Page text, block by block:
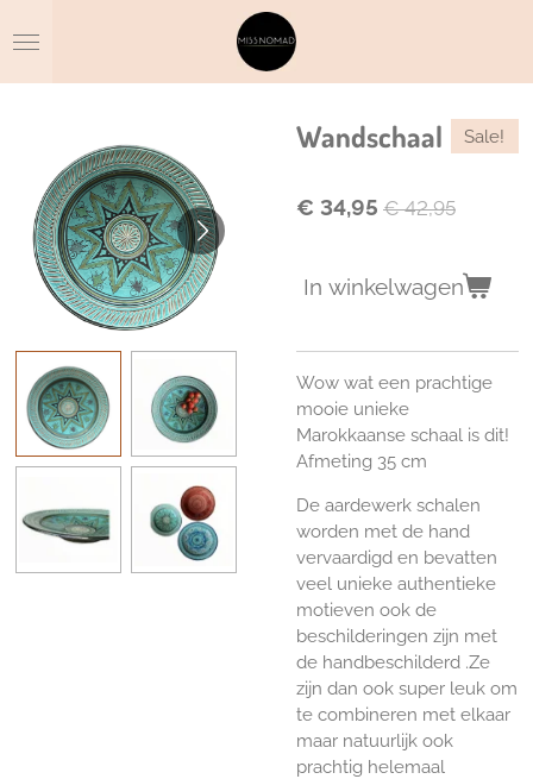
direct
Wandschaal Sale!
€ 34,95 € 42,95
In winkelwagen
Wow wat een prachtige
mooie unieke
Marokkaanse schaal is dit!
Afmeting 35 cm
De aardewerk schalen
worden met de hand
vervaardigd en bevatten
veel unieke authentieke
motieven ook de
beschilderingen zijn met
de handbeschilderd .Ze
zijn dan ook super leuk om
te combineren met elkaar
maar natuurlijk ook
prachtig helemaal